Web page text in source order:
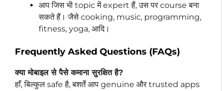
आप जिस भी topic में expert हैं, उस पर course बना
सकते हैं। जैसे cooking, music, programming,
fitness, yoga, आदि।
Frequently Asked Questions (FAQs)
क्या मोबाइल से पैसे कमाना सुरक्षित है?
हाँ, बिल्कुल safe है, बशर्ते आप genuine और trusted apps